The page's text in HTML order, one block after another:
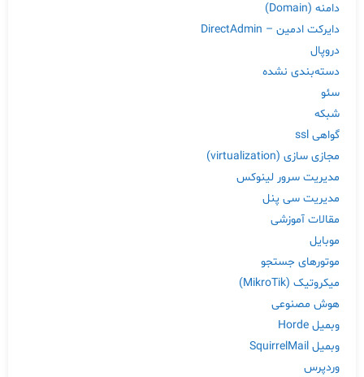
دامنه (Domain)
دایرکت ادمین – DirectAdmin
دروپال
دسته‌بندی نشده
سئو
شبکه
گواهی ssl
مجازی سازی (virtualization)
مدیریت سرور لینوکس
مدیریت سی پنل
مقالات آموزشی
موبایل
موتورهای جستجو
میکروتیک (MikroTik)
هوش مصنوعی
وبمیل Horde
وبمیل SquirrelMail
وردپرس